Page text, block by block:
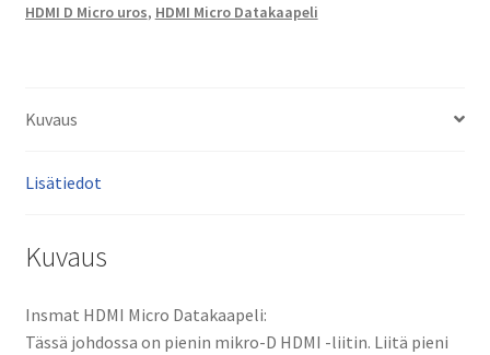
HDMI D Micro uros, HDMI Micro Datakaapeli
Kuvaus
Lisätiedot
Kuvaus
Insmat HDMI Micro Datakaapeli:
Tässä johdossa on pienin mikro-D HDMI -liitin. Liitä pieni